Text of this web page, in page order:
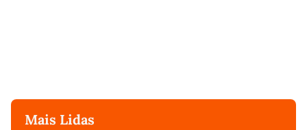
Mais Lidas